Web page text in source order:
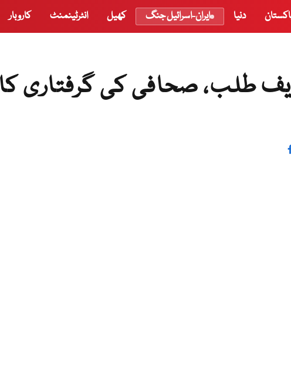
دنیا ایران-اسرائیل جنگ کھیل انٹرٹینمنٹ کاروبار
طلب، صحافی کی گرفتاری